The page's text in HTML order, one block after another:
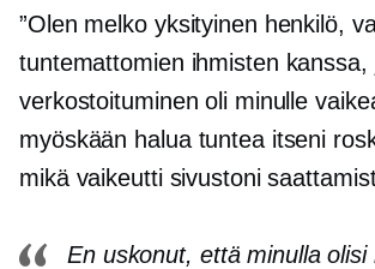
”Olen melko yksityinen henkilö,
tuntemattomien ihmisten kanssa,
verkostoituminen oli minulle
myöskään halua tuntea itseni
mikä vaikeutti sivustoni
En uskonut, että minulla olisi